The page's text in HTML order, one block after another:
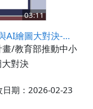
03:11
對決-學生心得分享
/教育部推動中小學
對決
日期：2026-02-23